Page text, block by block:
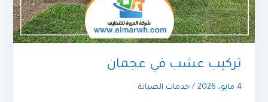
تركيب عشب في عجمان
4 مايو، 2026 / خدمات الصيانة